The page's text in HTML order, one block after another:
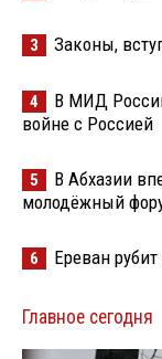
3 Законы,
4
В МИД
войне с Россией
5
В Абхазии
молодёжный
6 Ереван
Главное сегодня